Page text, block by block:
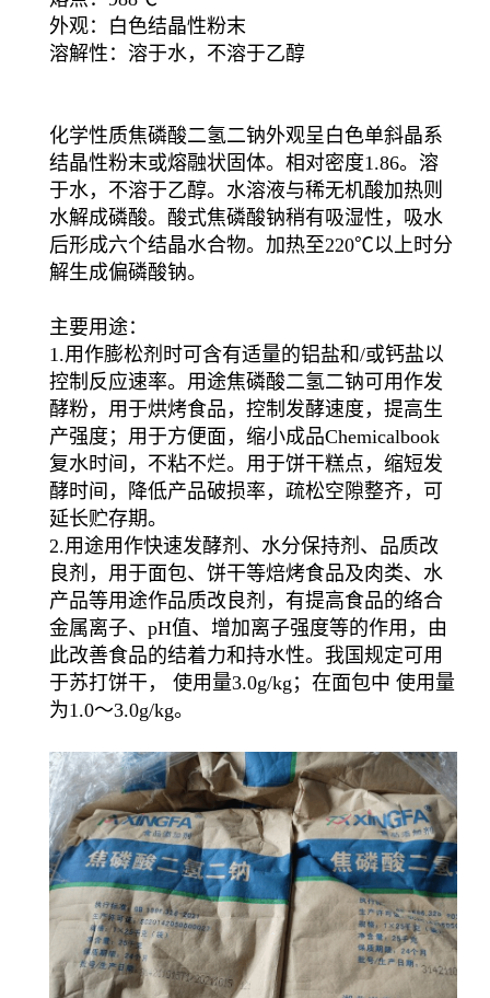
外观：白色结晶性粉末
溶解性：溶于水，不溶于乙醇
化学性质焦磷酸二氢二钠外观呈白色单斜晶系
结晶性粉末或熔融状固体。相对密度1.86。溶
于水，不溶于乙醇。水溶液与稀无机酸加热则
水解成磷酸。酸式焦磷酸钠稍有吸湿性，吸水
后形成六个结晶水合物。加热至220℃以上时分
解生成偏磷酸钠。
主要用途：
1.用作膨松剂时可含有适量的铝盐和/或钙盐以
控制反应速率。用途焦磷酸二氢二钠可用作发
酵粉，用于烘烤食品，控制发酵速度，提高生
产强度；用于方便面，缩小成品Chemicalbook
复水时间，不粘不烂。用于饼干糕点，缩短发
酵时间，降低产品破损率，疏松空隙整齐，可
延长贮存期。
2.用途用作快速发酵剂、水分保持剂、品质改
良剂，用于面包、饼干等焙烤食品及肉类、水
产品等用途作品质改良剂，有提高食品的络合
金属离子、pH值、增加离子强度等的作用，由
此改善食品的结着力和持水性。我国规定可用
于苏打饼干， 使用量3.0g/kg；在面包中 使用量
为1.0～3.0g/kg。